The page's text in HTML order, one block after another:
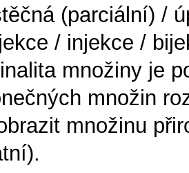
(parciální) /
/ injekce /
množiny je
množin
množinu